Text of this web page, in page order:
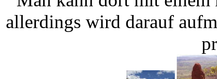
allerdings wird darauf